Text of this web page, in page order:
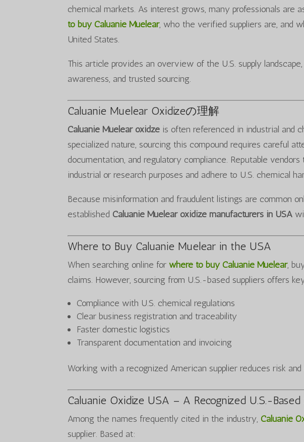
chemical markets. As interest grows, many professionals are
to buy Caluanie Muelear, who the verified suppliers are, and
United States.
This article provides an overview of the U.S. supply
awareness, and trusted sourcing.
Caluanie Muelear Oxidizeの理解
Caluanie Muelear oxidze is often referenced in industrial and
specialized nature, sourcing this compound requires careful
documentation, and regulatory compliance. Reputable
industrial or research purposes and adhere to U.S. chemical
Because misinformation and fraudulent listings are common
established Caluanie Muelear oxidize manufacturers in USA
Where to Buy Caluanie Muelear in the USA
When searching online forwhere to buy Caluanie Muelear,
claims. However, sourcing from U.S.-based suppliers offers
Compliance with U.S. chemical regulations
Clear business registration and traceability
Faster domestic logistics
Transparent documentation and invoicing
Working with a recognized American supplier reduces risk
Caluanie Oxidize USA – A Recognized U.S.-Based
Among the names frequently cited in the industry,Caluanie
supplier. Based at: